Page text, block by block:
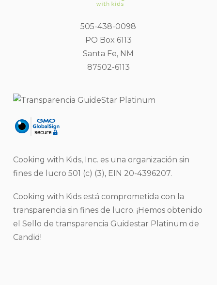
505-438-0098
PO Box 6113
Santa Fe, NM
87502-6113
Cooking with Kids, Inc. es una organización sin
fines de lucro 501 (c) (3), EIN 20-4396207.
Cooking with Kids está comprometida con la
transparencia sin fines de lucro. ¡Hemos obtenido
el Sello de transparencia Guidestar Platinum de
Candid!